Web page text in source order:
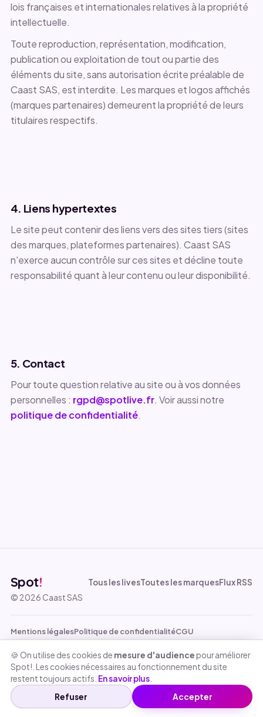
lois françaises et internationales relatives à la propriété
intellectuelle.
Toute reproduction, représentation, modification,
publication ou exploitation de tout ou partie des
éléments du site, sans autorisation écrite préalable de
Caast SAS, est interdite. Les marques et logos affichés
(marques partenaires) demeurent la propriété de leurs
titulaires respectifs.
4. Liens hypertextes
Le site peut contenir des liens vers des sites tiers (sites
des marques, plateformes partenaires). Caast SAS
n'exerce aucun contrôle sur ces sites et décline toute
responsabilité quant à leur contenu ou leur disponibilité.
5. Contact
Pour toute question relative au site ou à vos données
personnelles : rgpd@spotlive.fr. Voir aussi notre
politique de confidentialité.
Spot! Tous les livesToutes les marquesFlux RSS
© 2026 Caast SAS
Mentions légalesPolitique de confidentialitéCGU
Règlement des jeux-concoursCookies
🍪 On utilise des cookies de mesure d'audience pour améliorer
Spot!. Les cookies nécessaires au fonctionnement du site
restent toujours actifs. En savoir plus.
Refuser
Accepter